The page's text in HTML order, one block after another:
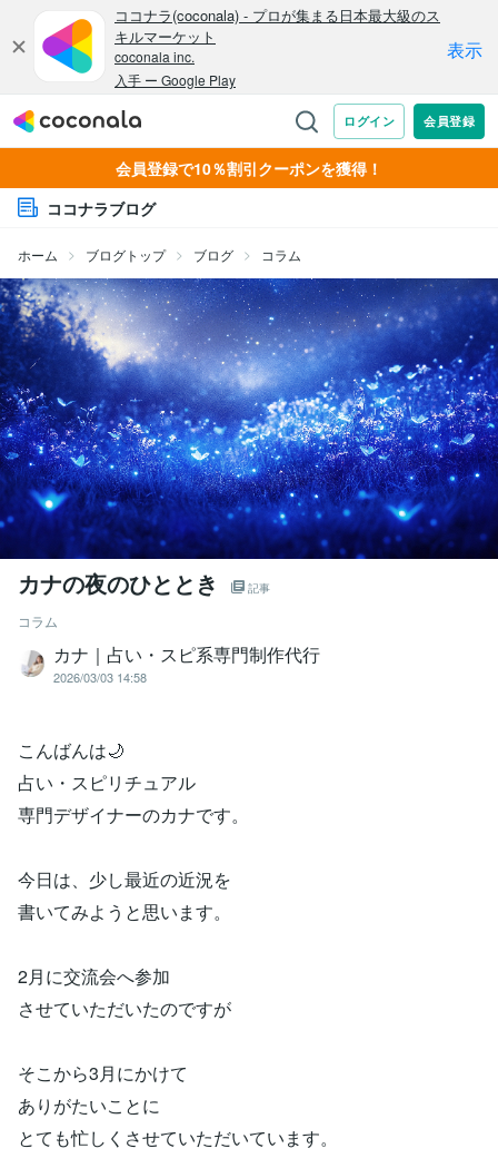
会員登録で10％割引クーポンを獲得！
ココナラブログ
ホーム ブログトップ ブログ コラム
カナの夜のひととき 記事
コラム
カナ｜占い・スピ系専門制作代行
2026/03/03 14:58
こんばんは🌙
占い・スピリチュアル
専門デザイナーのカナです。
今日は、少し最近の近況を
書いてみようと思います。
2月に交流会へ参加
させていただいたのですが
そこから3月にかけて
ありがたいことに
とても忙しくさせていただいています。